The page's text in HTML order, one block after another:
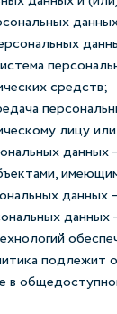
средств;
лицу
данных
данных
подлежит
в